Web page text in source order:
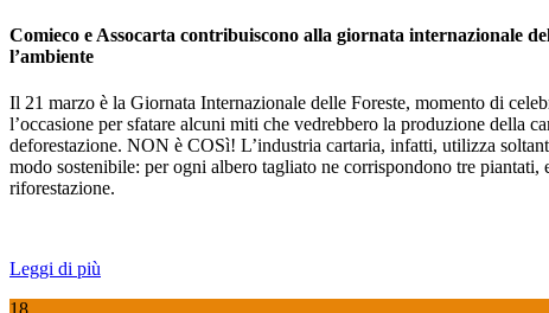
Comieco e Assocarta contribuiscono alla giornata internazionale
l’ambiente
Il 21 marzo è la Giornata Internazionale delle Foreste, momento di
l’occasione per sfatare alcuni miti che vedrebbero la produzione della
deforestazione. NON è COSì! L’industria cartaria, infatti, utilizza
modo sostenibile: per ogni albero tagliato ne corrispondono tre
riforestazione.
Leggi di più